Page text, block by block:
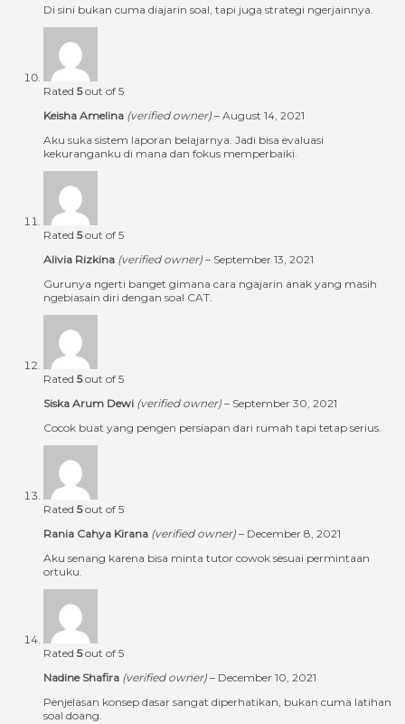
Di sini bukan cuma diajarin soal, tapi juga strategi ngerjainnya.
Rated 5out of 5
Keisha Amelina (verified owner) – August 14, 2021
Aku suka sistem laporan belajarnya. Jadi bisa evaluasi
kekuranganku di mana dan fokus memperbaiki.
Rated 5out of 5
Alivia Rizkina (verified owner) – September 13, 2021
Gurunya ngerti banget gimana cara ngajarin anak yang masih
ngebiasain diri dengan soal CAT.
Rated 5out of 5
Siska Arum Dewi (verified owner) – September 30, 2021
Cocok buat yang pengen persiapan dari rumah tapi tetap serius.
Rated 5out of 5
Rania Cahya Kirana (verified owner) – December 8, 2021
Aku senang karena bisa minta tutor cowok sesuai permintaan
ortuku.
Rated 5out of 5
Nadine Shafira (verified owner) – December 10, 2021
Penjelasan konsep dasar sangat diperhatikan, bukan cuma latihan
soal doang.